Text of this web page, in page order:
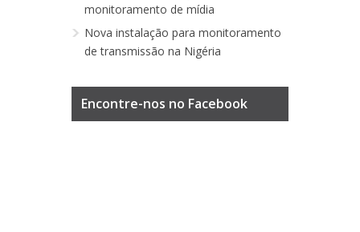
monitoramento de mídia
Nova instalação para monitoramento
de transmissão na Nigéria
Encontre-nos no Facebook